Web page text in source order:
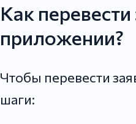
Как
приложении?
Чтобы перевести
шаги: